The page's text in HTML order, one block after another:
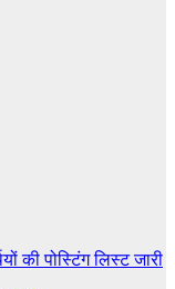
की पोस्टिंग लिस्ट जारी